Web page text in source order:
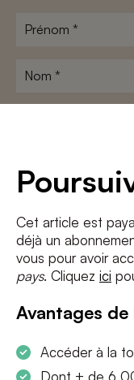
Cet article est
déjà un
vous pour avoir
pays. Cliquez ici
Avantages de
Accéder à la
Dont + de 6
Prénom
Nom
J'accepte les termes